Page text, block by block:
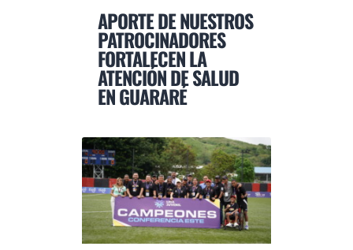
APORTE DE NUESTROS
PATROCINADORES
FORTALECEN LA
ATENCIÓN DE SALUD
EN GUARARÉ